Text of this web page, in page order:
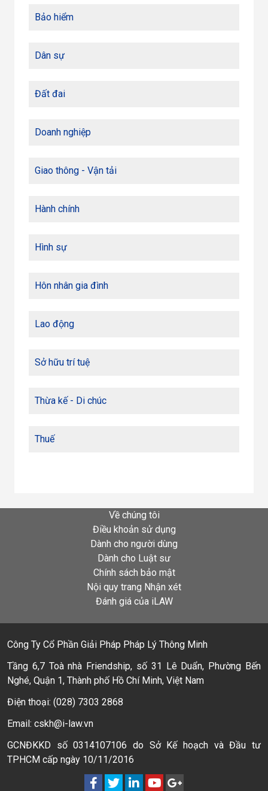
Bảo hiểm
Dân sự
Đất đai
Doanh nghiệp
Giao thông - Vận tải
Hành chính
Hình sự
Hôn nhân gia đình
Lao động
Sở hữu trí tuệ
Thừa kế - Di chúc
Thuế
Về chúng tôi
Điều khoản sử dụng
Dành cho người dùng
Dành cho Luật sư
Chính sách bảo mật
Nội quy trang Nhận xét
Đánh giá của iLAW
Công Ty Cổ Phần Giải Pháp Pháp Lý Thông Minh
Tầng 6,7 Toà nhà Friendship, số 31 Lê Duẩn, Phường Bến
Nghé, Quận 1, Thành phố Hồ Chí Minh, Việt Nam
Điện thoại: (028) 7303 2868
Email: cskh@i-law.vn
GCNĐKKD số 0314107106 do Sở Kế hoạch và Đầu tư
TPHCM cấp ngày 10/11/2016